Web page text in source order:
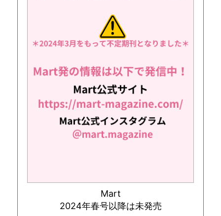
Mart
2024年春号以降は未発売